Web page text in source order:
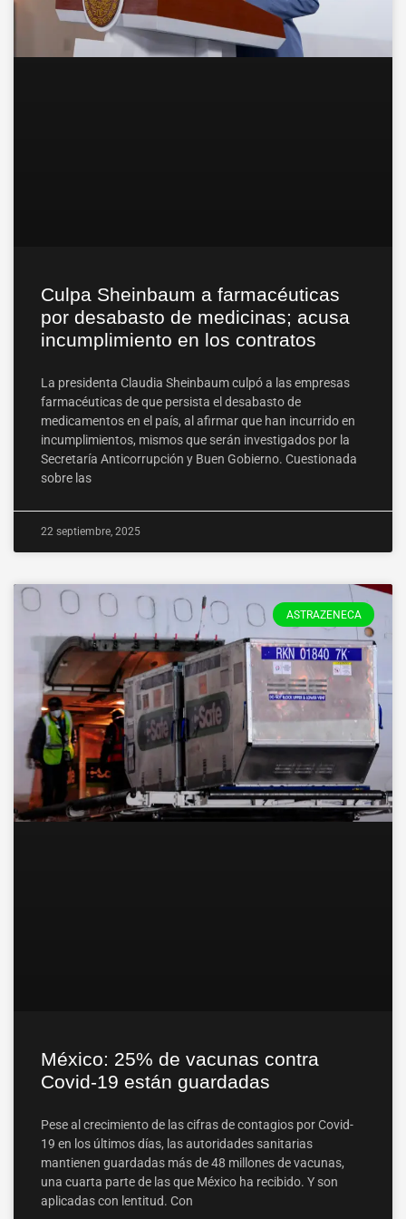
Culpa Sheinbaum a farmacéuticas
por desabasto de medicinas; acusa
incumplimiento en los contratos
La presidenta Claudia Sheinbaum culpó a las empresas
farmacéuticas de que persista el desabasto de
medicamentos en el país, al afirmar que han incurrido en
incumplimientos, mismos que serán investigados por la
Secretaría Anticorrupción y Buen Gobierno. Cuestionada
sobre las
22 septiembre, 2025
ASTRAZENECA
México: 25% de vacunas contra
Covid-19 están guardadas
Pese al crecimiento de las cifras de contagios por Covid-
19 en los últimos días, las autoridades sanitarias
mantienen guardadas más de 48 millones de vacunas,
una cuarta parte de las que México ha recibido. Y son
aplicadas con lentitud. Con